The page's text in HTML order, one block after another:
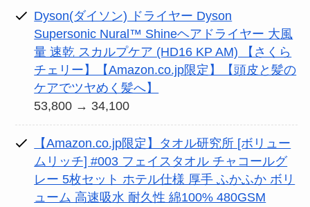
Dyson(ダイソン) ドライヤー Dyson
Supersonic Nural™ Shineヘアドライヤー 大風
量 速乾 スカルプケア (HD16 KP AM) 【さくら
チェリー】【Amazon.co.jp限定】【頭皮と髪の
ケアでツヤめく髪へ】
53,800 → 34,100
【Amazon.co.jp限定】タオル研究所 [ボリュー
ムリッチ] #003 フェイスタオル チャコールグ
レー 5枚セット ホテル仕様 厚手 ふかふか ボリ
ューム 高速吸水 耐久性 綿100% 480GSM